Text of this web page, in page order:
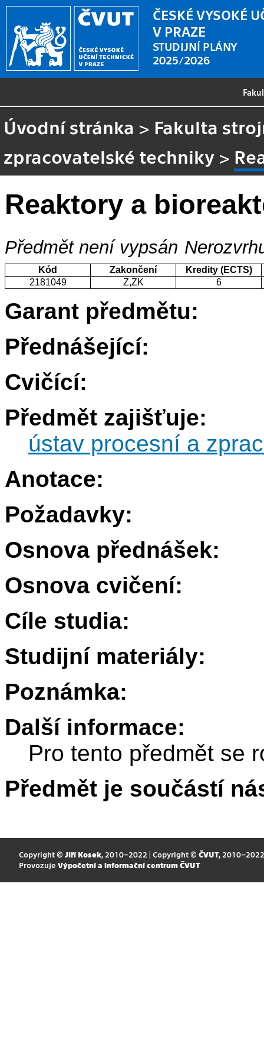
ČESKÉ VYSOKÉ
V PRAZE
STUDIJNÍ PLÁNY
2025/2026
Úvodní stránka > Fakulta
zpracovatelské techniky >
Reaktory a
Předmět není vypsán
Kód Zakončení
Kredity (ECTS)
2181049
Z,ZK 6
Garant předmětu:
Přednášející:
Cvičící:
Předmět zajišťuje:
ústav procesní a
Anotace:
Požadavky:
Osnova přednášek:
Osnova cvičení:
Cíle studia:
Studijní materiály:
Poznámka:
Další informace:
Pro tento předmět se
Předmět je součástí
Copyright © Jiří Kosek, 2010–2022 | Copyright © ČVUT, 2010–2022
Provozuje Výpočetní a informační centrum ČVUT